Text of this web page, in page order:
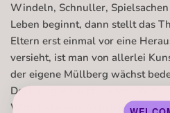
Windeln, Schnuller,
Leben beginnt, dann stellt das
Eltern erst einmal vor eine
versieht, ist man von allerlei
der eigene Müllberg wächst
Doch es geht auch anders! Aus
Witt, bekannte Aktivistin der